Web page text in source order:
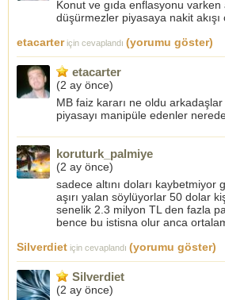
Konut ve gıda enflasyonu
düşürmezler piyasaya nakit akışı
etacarteriçin cevaplandı (yorumu göster)
etacarter
(2 ay önce)
MB faiz kararı ne oldu
piyasayı manipüle edenler
koruturk_palmiye
(2 ay önce)
sadece altını doları kaybetmiyor
aşırı yalan söylüyorlar 50 dolar
senelik 2.3 milyon TL den fazla
bence bu istisna olur anca
Silverdiet için cevaplandı (yorumu göster)
Silverdiet
(2 ay önce)